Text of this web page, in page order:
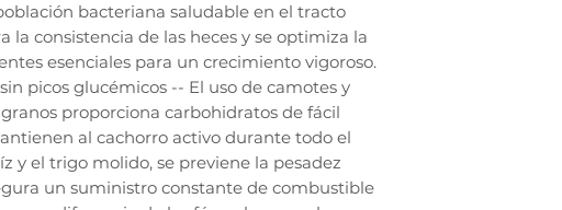
bacteriana saludable en el tracto
la consistencia de las heces y se optimiza la
esenciales para un crecimiento vigoroso.
picos glucémicos -- El uso de camotes y
proporciona carbohidratos de fácil
al cachorro activo durante todo el
y el trigo molido, se previene la pesadez
un suministro constante de combustible